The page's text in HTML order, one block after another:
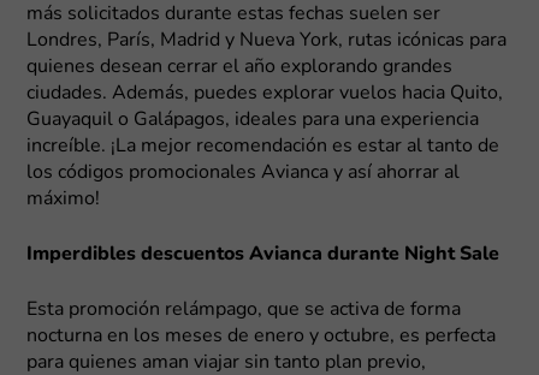
más solicitados durante estas fechas suelen ser
Londres, París, Madrid y Nueva York, rutas icónicas para
quienes desean cerrar el año explorando grandes
ciudades. Además, puedes explorar vuelos hacia Quito,
Guayaquil o Galápagos, ideales para una experiencia
increíble. ¡La mejor recomendación es estar al tanto de
los códigos promocionales Avianca y así ahorrar al
máximo!
Imperdibles descuentos Avianca durante Night Sale
Esta promoción relámpago, que se activa de forma
nocturna en los meses de enero y octubre, es perfecta
para quienes aman viajar sin tanto plan previo,